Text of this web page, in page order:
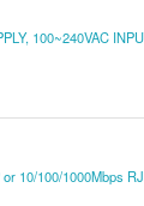
100~240VAC
10/100/1000Mbps